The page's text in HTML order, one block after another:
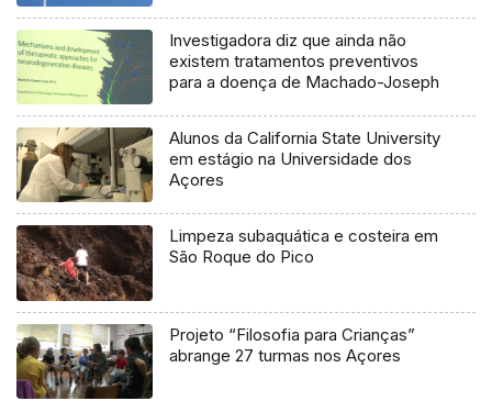
Investigadora diz que ainda não
existem tratamentos preventivos
para a doença de Machado-Joseph
Alunos da California State University
em estágio na Universidade dos
Açores
Limpeza subaquática e costeira em
São Roque do Pico
Projeto “Filosofia para Crianças”
abrange 27 turmas nos Açores